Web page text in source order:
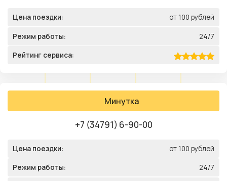
Цена поездки: от 100 рублей
Режим работы: 24/7
Рейтинг сервиса:
Минутка
+7 (34791) 6-90-00
Цена поездки: от 100 рублей
Режим работы: 24/7